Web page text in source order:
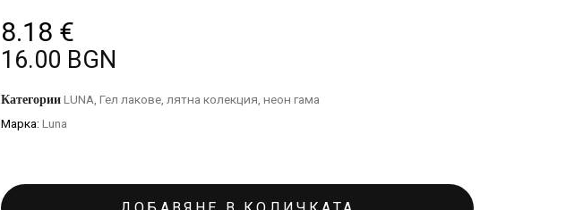
8.18 €
16.00 BGN
КатегорииLUNA Гел лакове лятна колекция неон гама
Марка: Luna